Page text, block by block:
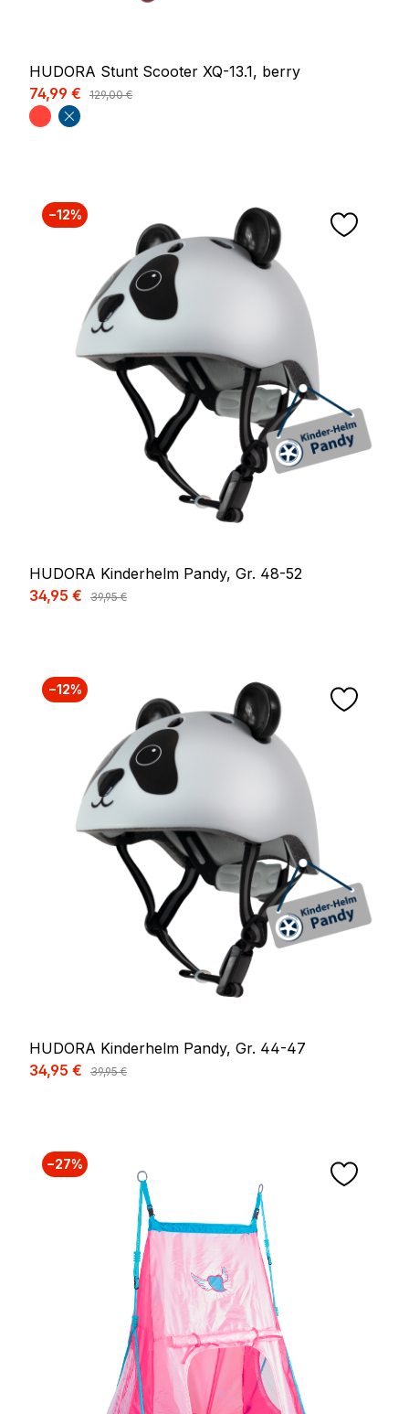
HUDORA Stunt Scooter XQ-13.1, berry
Verkaufspreis:
74,99 € Regulärer Preis:
129,00 €
−12%
HUDORA Kinderhelm Pandy, Gr. 48-52
Verkaufspreis:
34,95 € Regulärer Preis:
39,95 €
−12%
HUDORA Kinderhelm Pandy, Gr. 44-47
Verkaufspreis:
34,95 € Regulärer Preis:
39,95 €
−27%